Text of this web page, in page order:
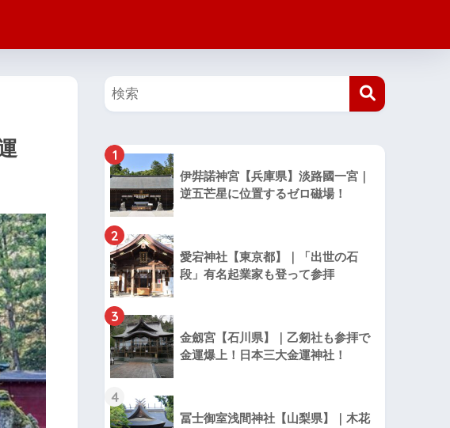
1
伊弉諾神宮【兵庫県】淡路國一宮｜
逆五芒星に位置するゼロ磁場！
2
愛宕神社【東京都】｜「出世の石
段」有名起業家も登って参拝
3
金劔宮【石川県】｜乙剱社も参拝で
金運爆上！日本三大金運神社！
4
冨士御室浅間神社【山梨県】｜木花